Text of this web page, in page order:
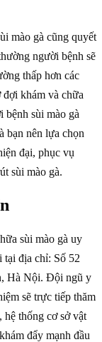
mào gà cũng quyết
người bệnh sẽ
thấp hơn các
khám và chữa
bệnh sùi mào gà
bạn nên lựa chọn
đại, phục vụ
sùi mào gà.
sùi mào gà uy
địa chỉ: Số 52
Hà Nội. Đội ngũ y
sẽ trực tiếp thăm
thống cơ sở vật
đẩy mạnh đầu